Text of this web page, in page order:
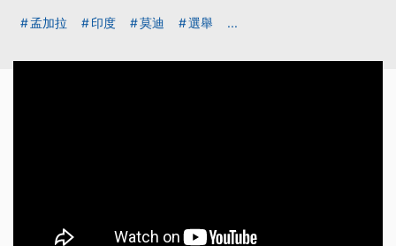
孟加拉 印度 莫迪 選舉 ...